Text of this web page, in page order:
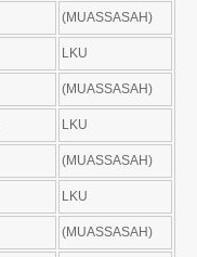
(MUASSASAH)
LKU
(MUASSASAH)
LKU
(MUASSASAH)
LKU
(MUASSASAH)